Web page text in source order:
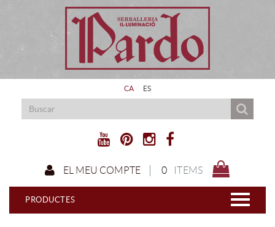
CA ES
EL MEU COMPTE 0 ITEMS
PRODUCTES